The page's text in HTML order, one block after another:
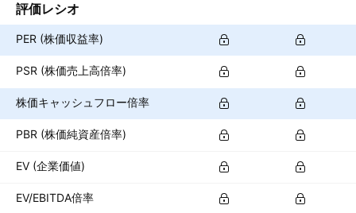
評価レシオ
PER (株価収益率)
PSR (株価売上高倍率)
株価キャッシュフロー倍率
PBR (株価純資産倍率)
EV (企業価値)
EV/EBITDA倍率